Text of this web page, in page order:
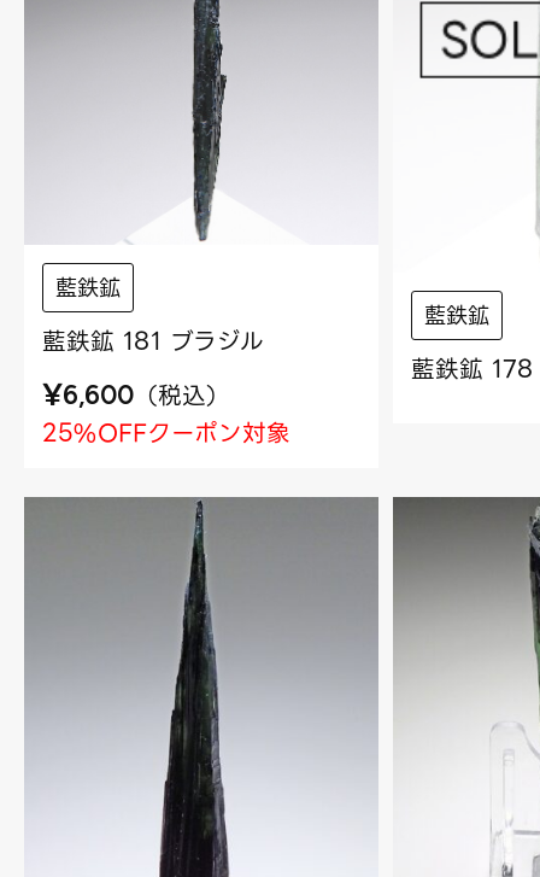
藍鉄鉱
藍鉄鉱 181 ブラジル
¥6,600 （税込）
25%OFFクーポン対象
藍鉄鉱
藍鉄鉱